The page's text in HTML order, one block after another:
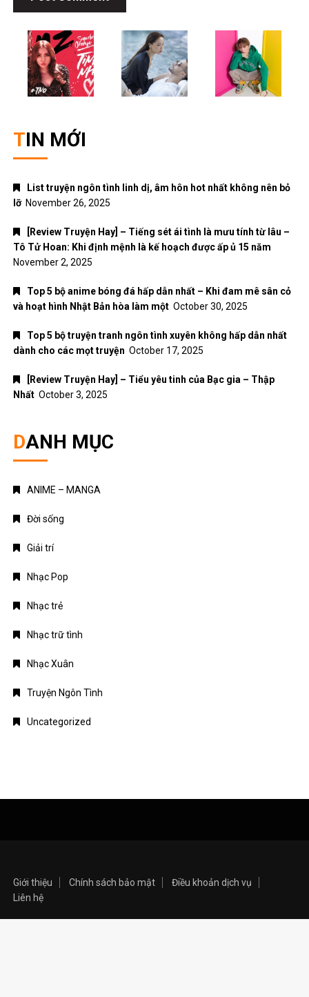
TIN MỚI
List truyện ngôn tình linh dị, âm hôn hot nhất không nên bỏ
lỡ November 26, 2025
[Review Truyện Hay] – Tiếng sét ái tình là mưu tính từ lâu –
Tô Tử Hoan: Khi định mệnh là kế hoạch được ấp ủ 15 năm
November 2, 2025
Top 5 bộ anime bóng đá hấp dẫn nhất – Khi đam mê sân cỏ
và hoạt hình Nhật Bản hòa làm một October 30, 2025
Top 5 bộ truyện tranh ngôn tình xuyên không hấp dẫn nhất
dành cho các mọt truyện October 17, 2025
[Review Truyện Hay] – Tiểu yêu tinh của Bạc gia – Thập
Nhất October 3, 2025
DANH MỤC
ANIME – MANGA
Đời sống
Giải trí
Nhạc Pop
Nhạc trẻ
Nhạc trữ tình
Nhạc Xuân
Truyện Ngôn Tình
Uncategorized
Giới thiệu Chính sách bảo mật
Điều khoản dịch vụ
Liên hệ